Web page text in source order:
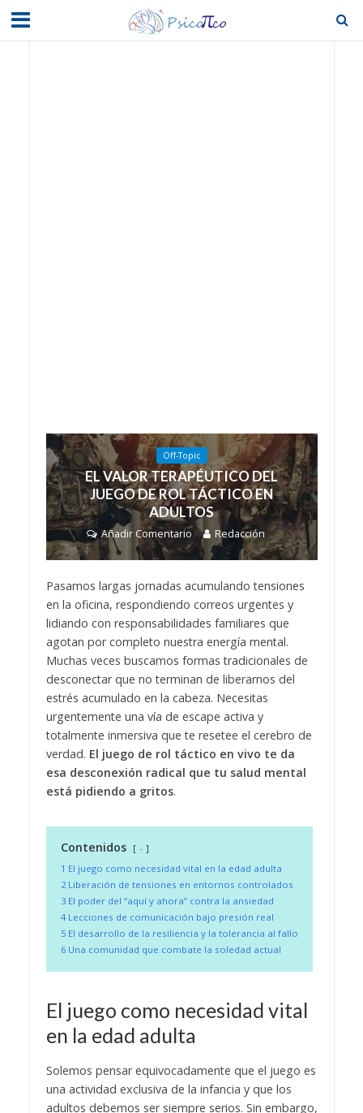
Off-Topic
EL VALOR TERAPÉUTICO DEL
JUEGO DE ROL TÁCTICO EN
ADULTOS
Añadir Comentario Redacción
Pasamos largas jornadas acumulando tensiones
en la oficina, respondiendo correos urgentes y
lidiando con responsabilidades familiares que
agotan por completo nuestra energía mental.
Muchas veces buscamos formas tradicionales de
desconectar que no terminan de liberarnos del
estrés acumulado en la cabeza. Necesitas
urgentemente una vía de escape activa y
totalmente inmersiva que te resetee el cerebro de
verdad. El juego de rol táctico en vivo te da
esa desconexión radical que tu salud mental
está pidiendo a gritos.
Contenidos
-
1 ​El juego como necesidad vital en la edad adulta
2 ​Liberación de tensiones en entornos controlados
3 ​El poder del “aquí y ahora” contra la ansiedad
4 ​Lecciones de comunicación bajo presión real
5 ​El desarrollo de la resiliencia y la tolerancia al fallo
6 ​Una comunidad que combate la soledad actual
​El juego como necesidad vital
en la edad adulta
​Solemos pensar equivocadamente que el juego es
una actividad exclusiva de la infancia y que los
adultos debemos ser siempre serios. Sin embargo,